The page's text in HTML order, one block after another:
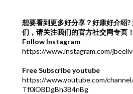
想要看到更多好分享？好康好介绍?
们，请关注我们的官方社交网专页
Follow Instagram
https://www.instagram.com/
Free Subscribe youtube
https://www.youtube.com/
Tf0iOBDgBh3B4nBg